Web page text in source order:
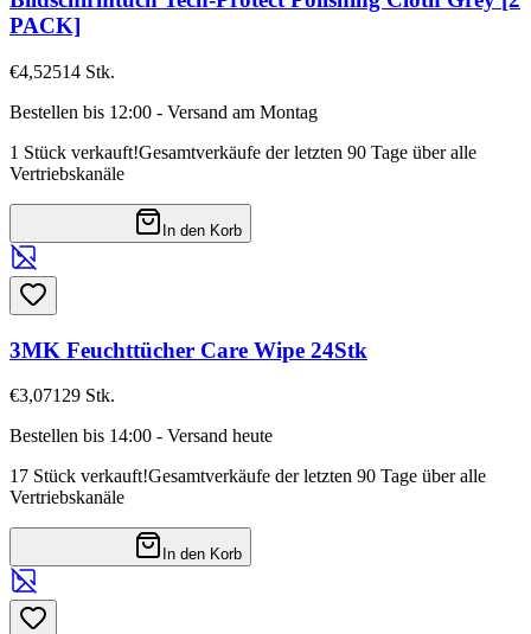
PACK]
€4,52514 Stk.
Bestellen bis 12:00 - Versand am Montag
1 Stück verkauft!Gesamtverkäufe der letzten 90 Tage über alle
Vertriebskanäle
In den Korb
3MK Feuchttücher Care Wipe 24Stk
€3,07129 Stk.
Bestellen bis 14:00 - Versand heute
17 Stück verkauft!Gesamtverkäufe der letzten 90 Tage über alle
Vertriebskanäle
In den Korb